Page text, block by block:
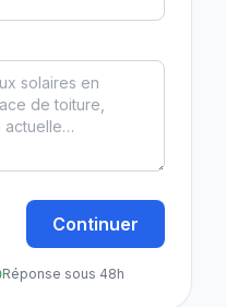
Continuer
Réponse sous 48h